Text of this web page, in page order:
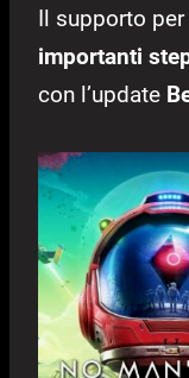
Il supporto
importanti
con l’update